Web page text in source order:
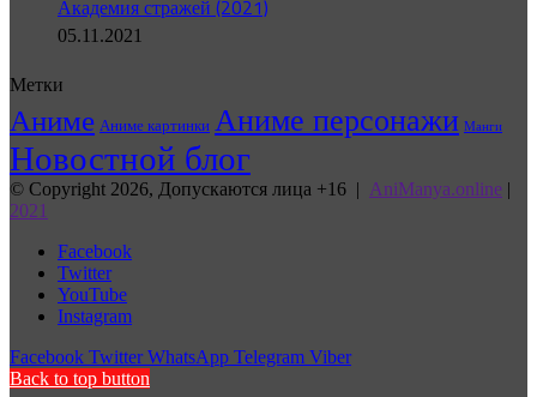
05.11.2021
Метки
Аниме Аниме картинки Аниме персонажи Манги
Новостной блог
© Copyright 2026, Допускаются лица +16 | AniManya.online |
2021
Facebook
Twitter
YouTube
Instagram
Facebook Twitter WhatsApp Telegram Viber
Back to top button